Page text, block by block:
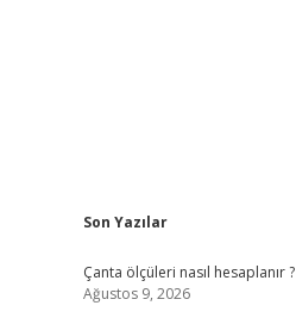
Sidebar
Son Yazılar
Çanta ölçüleri nasıl hesaplanır ?
Ağustos 9, 2026